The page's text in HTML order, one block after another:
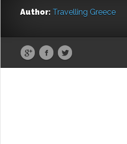
Author: Travelling Greece